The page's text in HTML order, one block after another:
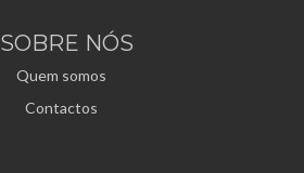
SOBRE NÓS
Quem somos
Contactos